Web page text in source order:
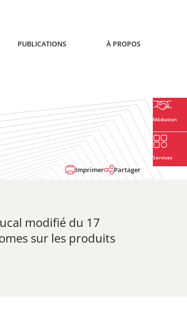
PUBLICATIONS À PROPOS
Médiation
Services
Imprimer Partager
modifié du 17
sur les produits